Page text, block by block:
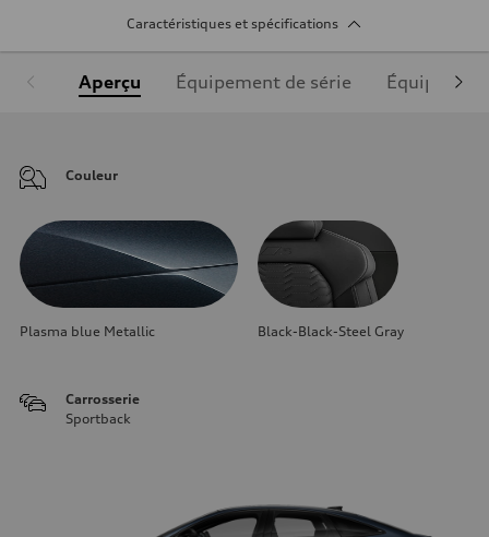
Caractéristiques et spécifications
Aperçu Équipement de série
Couleur
Plasma blue Metallic Black-Black-Steel Gray
Carrosserie
Sportback